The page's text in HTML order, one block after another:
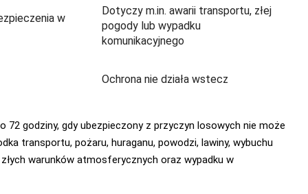
w
Dotyczy m.in. awarii transportu, złej
pogody lub wypadku
komunikacyjnego
Ochrona nie działa wstecz
72 godziny, gdy ubezpieczony z przyczyn losowych nie może
transportu, pożaru, huraganu, powodzi, lawiny, wybuchu
warunków atmosferycznych oraz wypadku w